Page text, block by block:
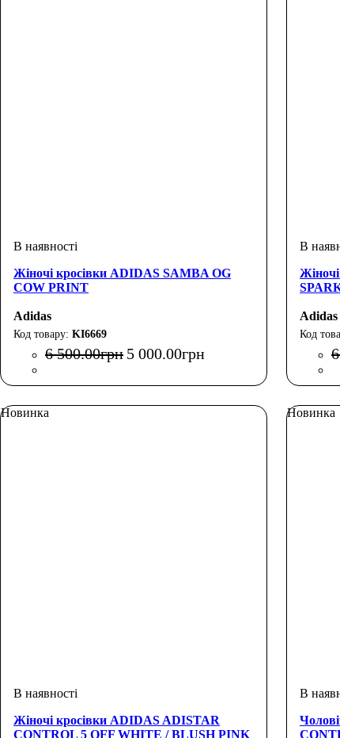
Жіночі кросівки ADIDAS SAMBA OG
COW PRINT
Adidas
KI6669
6 500.00грн 5 000.00грн
Adidas
Новинка
Жіночі кросівки ADIDAS ADISTAR
CONTROL 5 OFF WHITE / BLUSH PINK
Новинка